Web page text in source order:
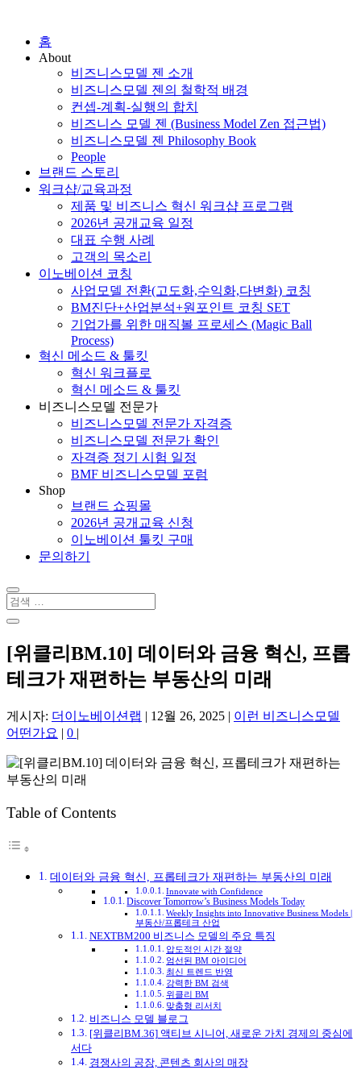
홈
About
비즈니스모델 젠 소개
비즈니스모델 젠의 철학적 배경
컨셉-계획-실행의 합치
비즈니스 모델 젠 (Business Model Zen 접근법)
비즈니스모델 젠 Philosophy Book
People
브랜드 스토리
워크샵/교육과정
제품 및 비즈니스 혁신 워크샵 프로그램
2026년 공개교육 일정
대표 수행 사례
고객의 목소리
이노베이션 코칭
사업모델 전환(고도화,수익화,다변화) 코칭
BM진단+산업분석+원포인트 코칭 SET
기업가를 위한 매직볼 프로세스 (Magic Ball
Process)
혁신 메소드 & 툴킷
혁신 워크플로
혁신 메소드 & 툴킷
비즈니스모델 전문가
비즈니스모델 전문가 자격증
비즈니스모델 전문가 확인
자격증 정기 시험 일정
BMF 비즈니스모델 포럼
Shop
브랜드 쇼핑몰
2026년 공개교육 신청
이노베이션 툴킷 구매
문의하기
[위클리BM.10] 데이터와 금융 혁신, 프롭
테크가 재편하는 부동산의 미래
게시자: 더이노베이션랩 | 12월 26, 2025 | 이런 비즈니스모델
어떤가요 | 0 |
Table of Contents
데이터와 금융 혁신, 프롭테크가 재편하는 부동산의 미래
Innovate with Confidence
Discover Tomorrow’s Business Models Today
Weekly Insights into Innovative Business Models |
부동산/프롭테크 산업
NEXTBM200 비즈니스 모델의 주요 특징
압도적인 시간 절약
엄선된 BM 아이디어
최신 트렌드 반영
강력한 BM 검색
위클리 BM
맞춤형 리서치
비즈니스 모델 블로그
[위클리BM.36] 액티브 시니어, 새로운 가치 경제의 중심에
서다
경쟁사의 공장, 콘텐츠 회사의 매장